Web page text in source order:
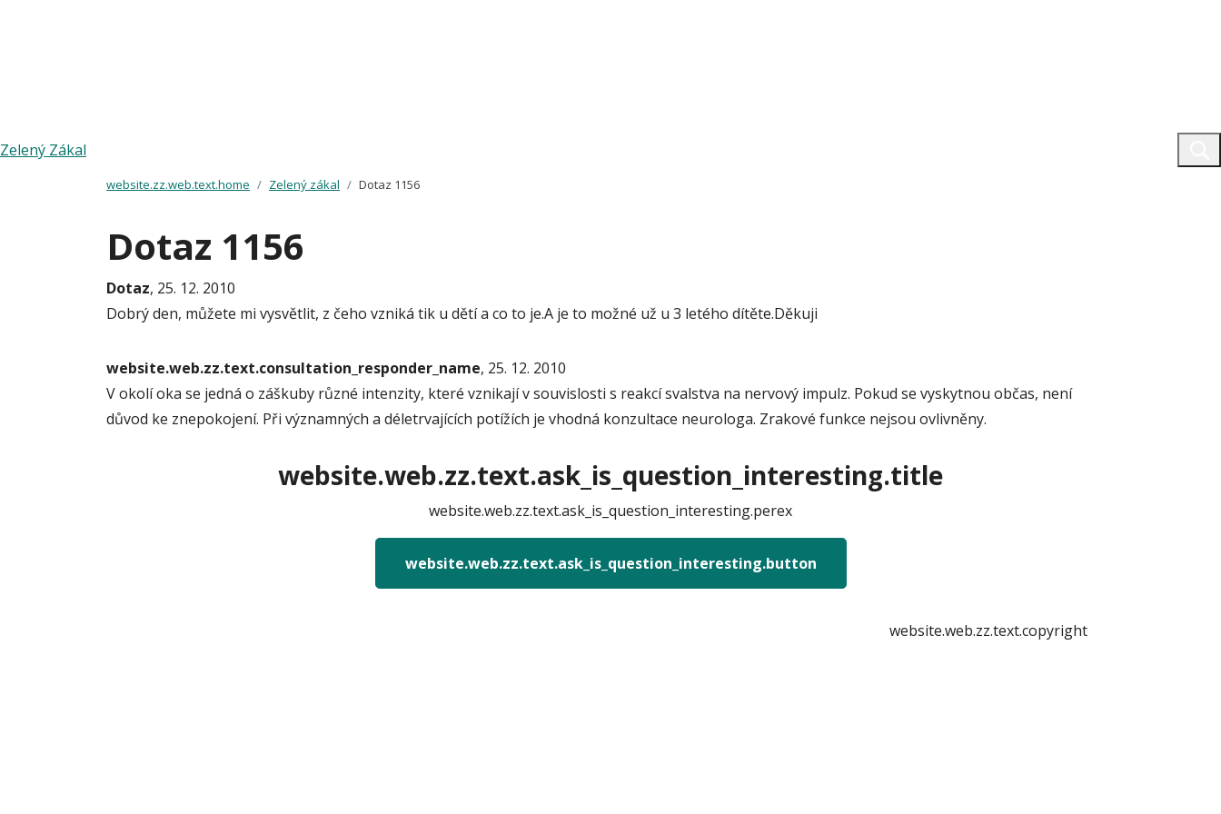
Zelený Zákal
website.zz.web.text.home Zelený zákal Dotaz 1156
Dotaz 1156
Dotaz, 25. 12. 2010
Dobrý den, můžete mi vysvětlit, z čeho vzniká tik u dětí a co to je.A je to možné už u 3 letého dítěte.Děkuji
website.web.zz.text.consultation_responder_name, 25. 12. 2010
V okolí oka se jedná o záškuby různé intenzity, které vznikají v souvislosti s reakcí svalstva na nervový impulz. Pokud se vyskytnou občas, není
důvod ke znepokojení. Při významných a déletrvajících potížích je vhodná konzultace neurologa. Zrakové funkce nejsou ovlivněny.
website.web.zz.text.ask_is_question_interesting.title
website.web.zz.text.ask_is_question_interesting.perex
website.web.zz.text.ask_is_question_interesting.button
website.web.zz.text.copyright